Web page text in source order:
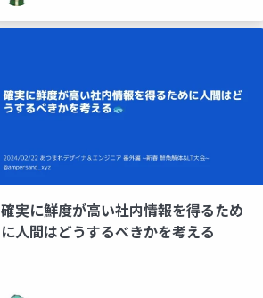
確実に鮮度が高い社内情報を得るため
に人間はどうするべきかを考える